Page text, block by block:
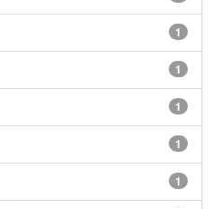
1
1
1
1
1